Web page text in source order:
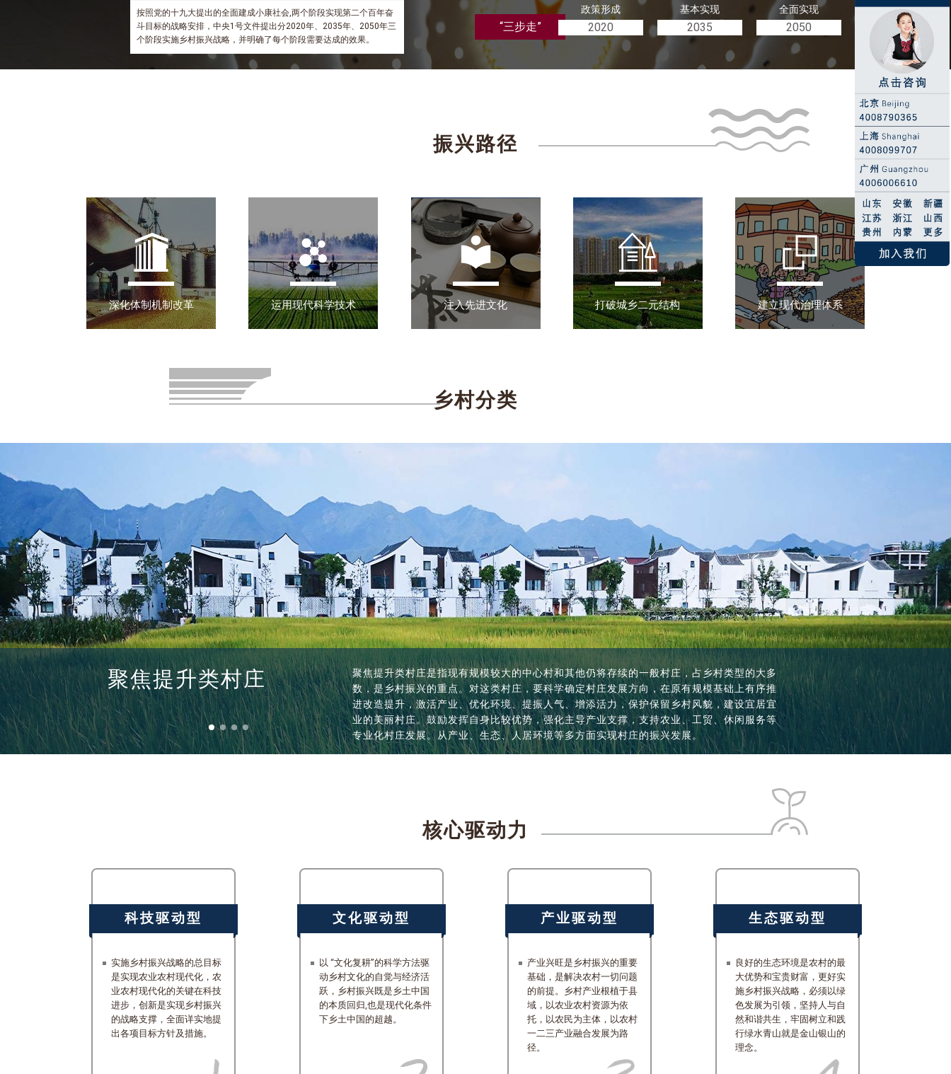
按照党的十九大提出的全面建成小康社会,两个阶段实现第二个百年奋
斗目标的战略安排，中央1号文件提出分2020年、2035年、2050年三
个阶段实施乡村振兴战略，并明确了每个阶段需要达成的效果。
“三步走”
政策形成
2020
基本实现
2035
全面实现
2050
振兴路径
深化体制机制改革 运用现代科学技术 注入先进文化 打破城乡二元结构 建立现代治理体系
乡村分类
城郊融合类村庄
特色保护类村庄是指历史文化名村、传统村落、少数民族特色村寨、特色景观旅游名村等自
然历史文化特色资源丰富的村庄，是彰显和传承中华优秀传统文化的重要载体。这类村庄要
统筹保护、利用与发展的关系，努力保持村庄的完整性、真实性和延续性。切实保护村庄的
传统选址、格局、风貌以及自然和田园景观等整体空间形态与环境，全面保护文物古迹、历
史建筑、传统民居等传统建筑。
聚焦提升类村庄
聚焦提升类村庄是指现有规模较大的中心村和其他仍将存续的一般村庄，占乡村类型的大多
数，是乡村振兴的重点。对这类村庄，要科学确定村庄发展方向，在原有规模基础上有序推
进改造提升，激活产业、优化环境、提振人气、增添活力，保护保留乡村风貌，建设宜居宜
业的美丽村庄。鼓励发挥自身比较优势，强化主导产业支撑，支持农业、工贸、休闲服务等
专业化村庄发展。从产业、生态、人居环境等多方面实现村庄的振兴发展。
拆迁搬并类村庄
搬迁撤并类村庄是指对位于生存条件恶劣、生态环境脆弱、自然灾害频发等地区的村庄，因
重大项目建设需要搬迁的村庄，以及人口流失特别严重的村庄，可通过易地扶贫搬迁、生态
宜居搬迁、农村集聚发展搬迁等方式，实施村庄搬迁撤并，统筹解决村民生计、生态保护等
问题。
特色保护类村庄
城郊融合类村庄是城市近郊区以及县城城关镇所在地的村庄，具备成为城市后花园的优势，
也有向城市转型的条件。综合考虑工业化、城镇化和村庄自身发展需要，加快城乡产业融合
发展、基础设施互联互通、公共服务共建共享，在形态上保留乡村风貌，在治理上体现城市
水平，逐步强化服务城市发展、承接城市功能外溢、满足城市消费需求能力，为城乡融合发
展提供实践经验。
城郊融合类村庄
特色保护类村庄是指历史文化名村、传统村落、少数民族特色村寨、特色景观旅游名村等自
然历史文化特色资源丰富的村庄，是彰显和传承中华优秀传统文化的重要载体。这类村庄要
统筹保护、利用与发展的关系，努力保持村庄的完整性、真实性和延续性。切实保护村庄的
传统选址、格局、风貌以及自然和田园景观等整体空间形态与环境，全面保护文物古迹、历
史建筑、传统民居等传统建筑。
聚焦提升类村庄
聚焦提升类村庄是指现有规模较大的中心村和其他仍将存续的一般村庄，占乡村类型的大多
数，是乡村振兴的重点。对这类村庄，要科学确定村庄发展方向，在原有规模基础上有序推
进改造提升，激活产业、优化环境、提振人气、增添活力，保护保留乡村风貌，建设宜居宜
业的美丽村庄。鼓励发挥自身比较优势，强化主导产业支撑，支持农业、工贸、休闲服务等
专业化村庄发展。从产业、生态、人居环境等多方面实现村庄的振兴发展。
核心驱动力
科技驱动型
实施乡村振兴战略的总目标
是实现农业农村现代化，农
业农村现代化的关键在科技
进步，创新是实现乡村振兴
的战略支撑，全面详实地提
出各项目标方针及措施。
文化驱动型
以 “文化复耕”的科学方法驱
动乡村文化的自觉与经济活
跃，乡村振兴既是乡土中国
的本质回归,也是现代化条件
下乡土中国的超越。
产业驱动型
产业兴旺是乡村振兴的重要
基础，是解决农村一切问题
的前提。乡村产业根植于县
域，以农业农村资源为依
托，以农民为主体，以农村
一二三产业融合发展为路
径。
生态驱动型
良好的生态环境是农村的最
大优势和宝贵财富，更好实
施乡村振兴战略，必须以绿
色发展为引领，坚持人与自
然和谐共生，牢固树立和践
行绿水青山就是金山银山的
理念。